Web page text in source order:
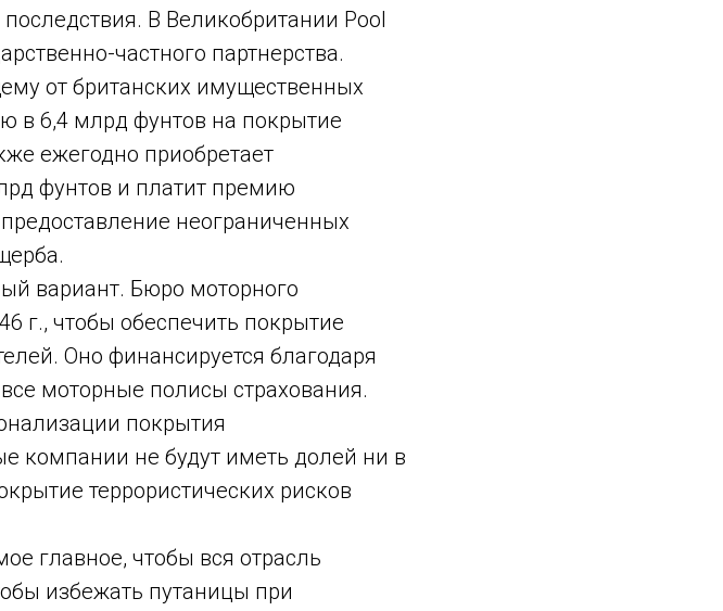
В Великобритании Pool
частного партнерства.
от британских имущественных
в 6,4 млрд фунтов на покрытие
ежегодно приобретает
фунтов и платит премию
неограниченных
вариант. Бюро моторного
г., чтобы обеспечить покрытие
Оно финансируется благодаря
моторные полисы страхования.
покрытия
компании не будут иметь долей ни в
террористических рисков
главное, чтобы вся отрасль
избежать путаницы при